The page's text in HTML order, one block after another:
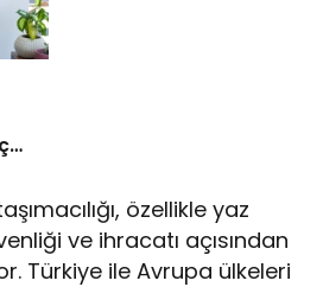
özellikle yaz
ve ihracatı açısından
Türkiye ile Avrupa ülkeleri